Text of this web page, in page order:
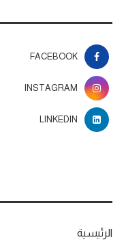
FACEBOOK
INSTAGRAM
LINKEDIN
الرئيسية